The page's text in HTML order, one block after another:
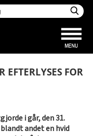
EFTERLYSES FOR
i går, den 31.
andet en hvid